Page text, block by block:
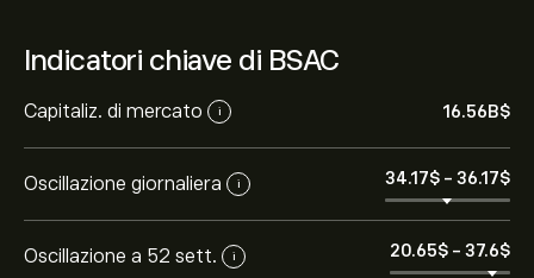
Indicatori chiave di BSAC
Capitaliz. di mercato i 16.56B‎$‎
Oscillazione giornaliera i 34.17‎$‎ - 36.17‎$‎
Oscillazione a 52 sett. i 20.65‎$‎ - 37.6‎$‎